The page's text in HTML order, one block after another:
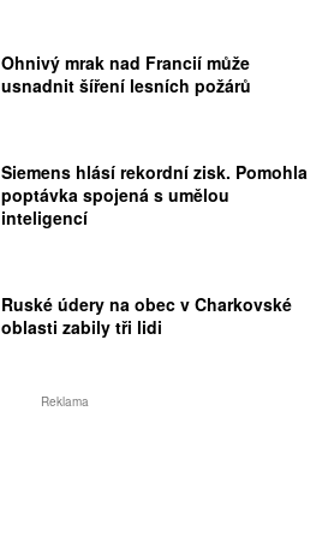
Ohnivý mrak nad Francií může
usnadnit šíření lesních požárů
Siemens hlásí rekordní zisk. Pomohla
poptávka spojená s umělou
inteligencí
Ruské údery na obec v Charkovské
oblasti zabily tři lidi
Reklama